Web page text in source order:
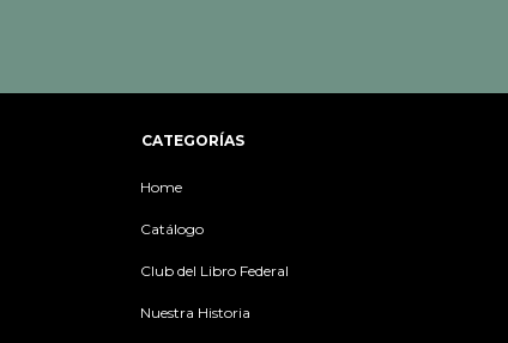
CATEGORÍAS
Home
Catálogo
Club del Libro Federal
Nuestra Historia